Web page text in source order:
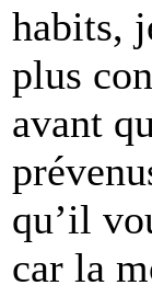
habits,
plus
avant
qu’il
car la